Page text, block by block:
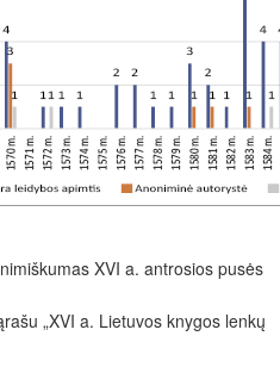
XVI a. antrosios pusės
„XVI a. Lietuvos knygos lenkų